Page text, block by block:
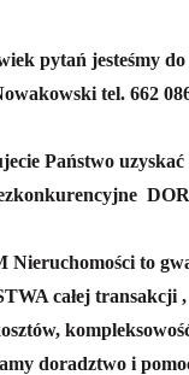
pytań jesteśmy
tel. 662
Państwo
Nieruchomości to
całej transakcji ,
doradztwo i